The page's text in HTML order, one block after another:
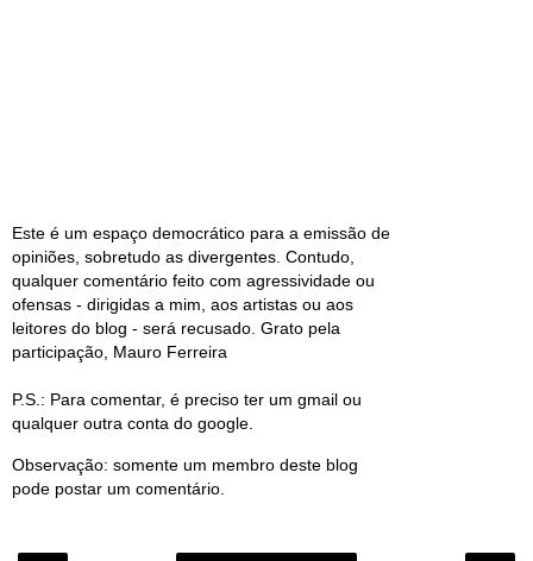
Este é um espaço democrático para a emissão de
opiniões, sobretudo as divergentes. Contudo,
qualquer comentário feito com agressividade ou
ofensas - dirigidas a mim, aos artistas ou aos
leitores do blog - será recusado. Grato pela
participação, Mauro Ferreira
P.S.: Para comentar, é preciso ter um gmail ou
qualquer outra conta do google.
Observação: somente um membro deste blog
pode postar um comentário.